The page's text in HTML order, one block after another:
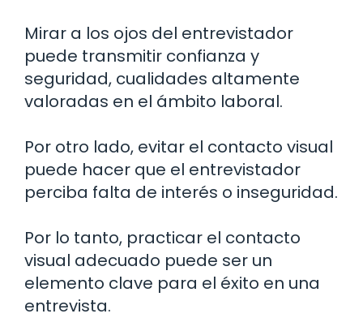
Mirar a los ojos del entrevistador
puede transmitir confianza y
seguridad, cualidades altamente
valoradas en el ámbito laboral.
Por otro lado, evitar el contacto visual
puede hacer que el entrevistador
perciba falta de interés o inseguridad.
Por lo tanto, practicar el contacto
visual adecuado puede ser un
elemento clave para el éxito en una
entrevista.